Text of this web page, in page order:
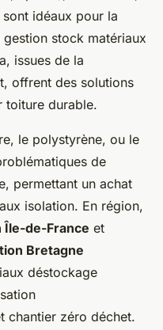
idéaux pour la
stock matériaux
issues de la
offrent des solutions
toiture durable.
le polystyrène, ou le
de
permettant un achat
isolation. En région,
de-France et
Bretagne
déstockage
chantier zéro déchet.